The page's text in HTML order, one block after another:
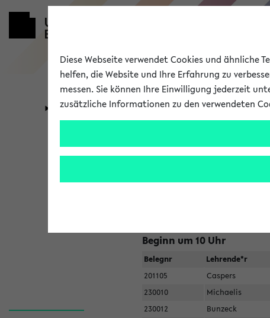
Universität Forschung
Jetzt und in
Zu viele Veranstaltungen?
Beginn um 10 Uhr
Belegnr Lehrende*r
201105
Caspers
230010
Michaelis
230012
Bunzeck
Diese Webseite verwendet Cookies und ähnliche
helfen, die Website und Ihre Erfahrung zu
messen. Sie können Ihre Einwilligung jederzeit
zusätzliche Informationen zu den verwendeten